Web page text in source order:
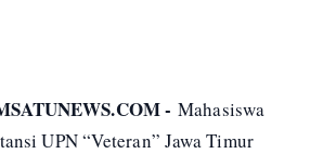
- Mahasiswa
UPN “Veteran” Jawa Timur